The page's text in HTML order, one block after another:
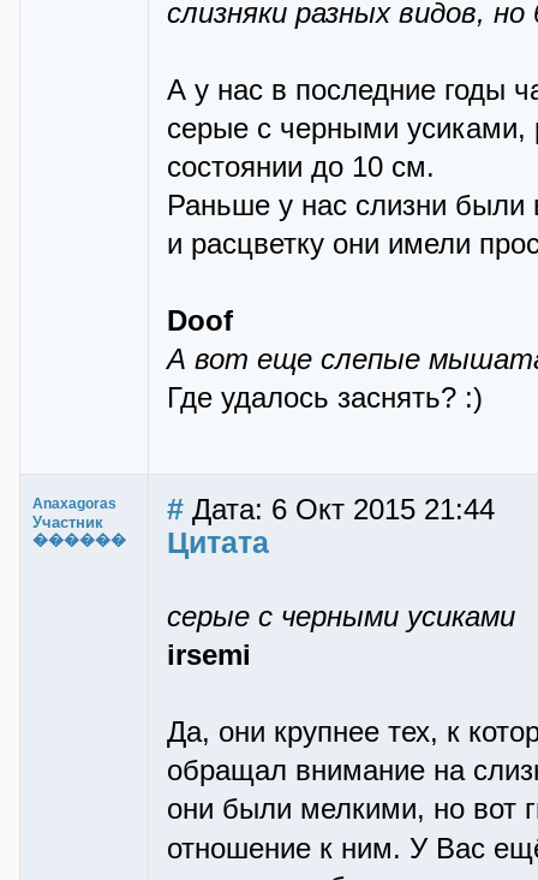
слизняки разных видов,
А у нас в последние годы
серые с черными
состоянии до 10 см.
Раньше у нас слизни были
и расцветку они имели
Doof
А вот еще слепые
Где удалось заснять? :)
Anaxagoras
Участник
������
# Дата: 6 Окт 2015 21:44
Цитата
серые с черными усиками
irsemi
Да, они крупнее тех, к
обращал внимание на
они были мелкими, но вот
отношение к ним. У Вас